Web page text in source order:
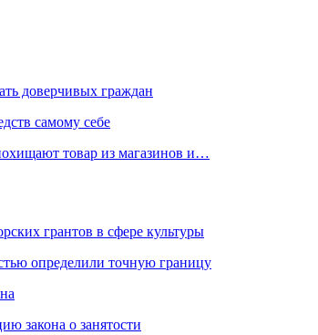
доверчивых граждан
самому себе
товар из магазинов и…
грантов в сфере культуры
определили точную границу
закона о занятости